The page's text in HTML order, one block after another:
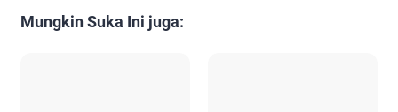
Mungkin Suka Ini juga: